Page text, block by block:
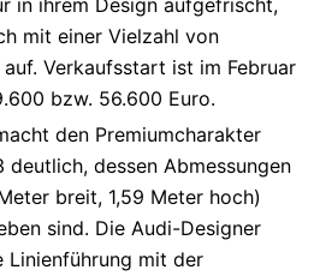
in ihrem Design aufgefrischt,
mit einer Vielzahl von
Verkaufsstart ist im Februar
bzw. 56.600 Euro.
den Premiumcharakter
dessen Abmessungen
breit, 1,59 Meter hoch)
sind. Die Audi-Designer
Linienführung mit der